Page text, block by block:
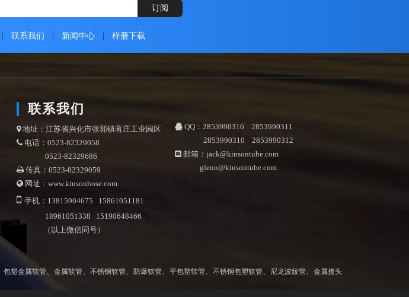
订阅
联系我们 新闻中心 样册下载
联系我们
地址：江苏省兴化市张郭镇蒋庄工业园区
 电话：0523-82329058
0523-82329686
 传真：0523-82329059
 网址：www.kinsonhose.com
 手机：13815904675 15861051181
18961051338 15190648466
（以上微信同号）
QQ：2853990316 2853990311
2853990310 2853990312
邮箱： jack@kinsontube.com
glenn@kinsontube.com
包塑金属软管、 金属软管、 不锈钢软管、 防爆软管、 平包塑软管、 不锈钢包塑软管、 尼龙波纹管、 金属接头